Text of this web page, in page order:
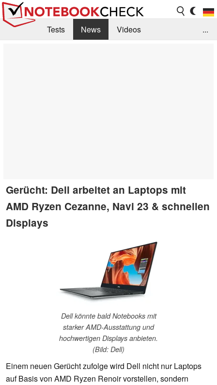
Tests News
Videos
...
Gerücht: Dell arbeitet an Laptops mit
AMD Ryzen Cezanne, Navi 23 & schnellen
Displays
Dell könnte bald Notebooks mit
starker AMD-Ausstattung und
hochwertigen Displays anbieten.
(Bild: Dell)
Einem neuen Gerücht zufolge wird Dell nicht nur Laptops
auf Basis von AMD Ryzen Renoir vorstellen, sondern